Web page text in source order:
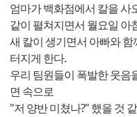
엄마가 백화점에서 칼을 사
같이 펼쳐지면서 월요일 아
새 칼이 생기면서 아빠와
터지게 한다.
우리 팀원들이 폭발한 웃음
면 속으로
"저 양반 미쳤나?" 했을 것